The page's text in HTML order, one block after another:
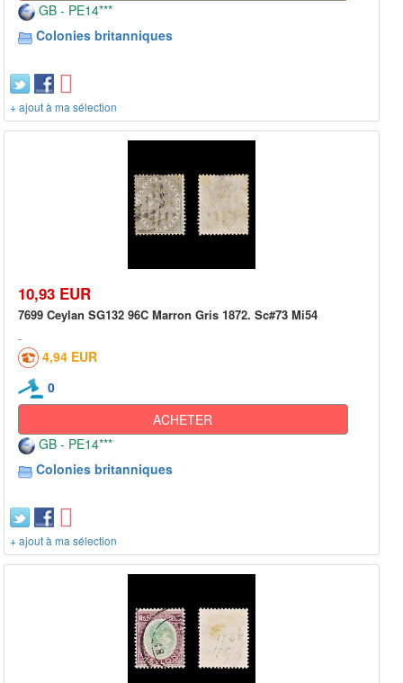
GB - PE14***
Colonies britanniques
+ ajout à ma sélection
10,93 EUR
7699 Ceylan SG132 96C Marron Gris 1872. Sc#73 Mi54
4,94 EUR
0
ACHETER
GB - PE14***
Colonies britanniques
+ ajout à ma sélection